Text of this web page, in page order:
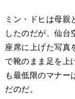
ミン・ドヒは母
したのだが、仙台
座席に上げた写真
で靴のまま足を上
も最低限のマナー
だのだ。